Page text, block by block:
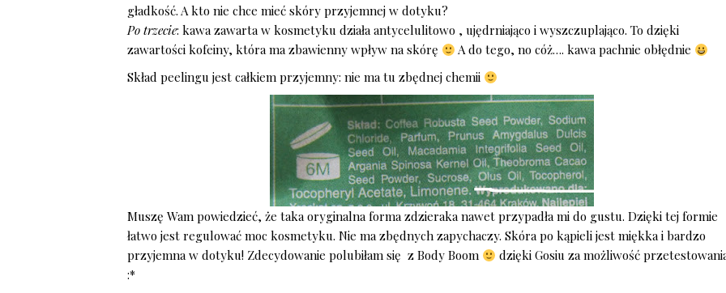
gładkość. A kto nie chce mieć skóry przyjemnej w dotyku?
Po trzecie: kawa zawarta w kosmetyku działa antycelulitowo , ujędrniająco i wyszczuplająco. To dzięki
zawartości kofeiny, która ma zbawienny wpływ na skórę
A do tego, no cóż…. kawa pachnie obłędnie
Skład peelingu jest całkiem przyjemny: nie ma tu zbędnej chemii
Muszę Wam powiedzieć, że taka oryginalna forma zdzieraka nawet przypadła mi do gustu. Dzięki tej formie
łatwo jest regulować moc kosmetyku. Nie ma zbędnych zapychaczy. Skóra po kąpieli jest miękka i bardzo
przyjemna w dotyku! Zdecydowanie polubiłam się z Body Boom
dzięki Gosiu za możliwość
:*